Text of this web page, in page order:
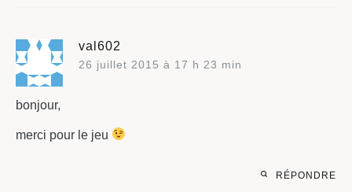
val602
26 juillet 2015 à 17 h 23 min
bonjour,
merci pour le jeu
RÉPONDRE